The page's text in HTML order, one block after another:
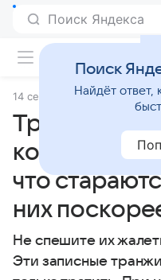
Поиск Яндекса
14 сентября 2024 Статьи
Тратим все!
которые так
что
них
Не спешите их
Эти записные
Поиск
Найдёт ответ,